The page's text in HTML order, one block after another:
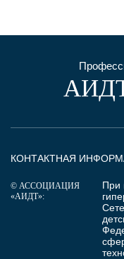
КОНТАКТНАЯ
© АССОЦИАЦИЯ
«АИДТ»:
При